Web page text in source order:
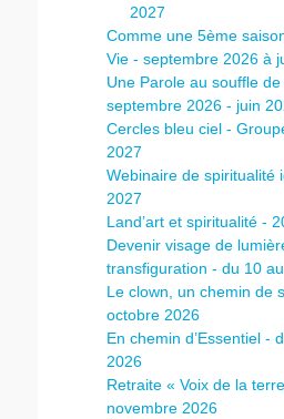
2027
Comme une 5ème
Vie - septembre 2026 à
Une Parole au souffle
septembre 2026 - juin
Cercles bleu ciel -
2027
Webinaire de spiritualité
2027
Land’art et spiritualité -
Devenir visage de
transfiguration - du 10
Le clown, un chemin de
octobre 2026
En chemin d’Essentiel -
2026
Retraite « Voix de la
novembre 2026